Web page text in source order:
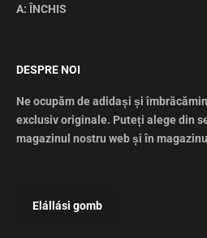
A: ÎNCHIS
DESPRE NOI
Ne ocupăm de adidași și
exclusiv originale. Puteți alege din
magazinul nostru web și în